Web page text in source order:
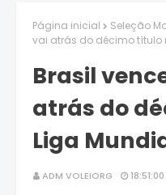
Página inicial Seleção
vai atrás do décimo título
Brasil
atrás do
Liga
ADM VOLEIORG 18:51:00